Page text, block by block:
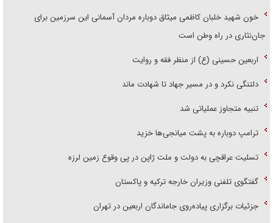
خون شهید خلبان کاظمی میثاق دوباره مردان آسمانی این سرزمین برای
جان‌نثاری در راه وطن است
اربعین حسینی (ع) از منظر فقه و روایت
دلتنگی نکرد و در مسیر جهاد تا شهادت ماند
تنبیه متجاوز عملیاتی شد
ترامپ دوباره به پشت میانجی‌ها خزید
تسلیت عراقچی به دولت و ملت ژاپن در پی وقوع زمین لرزه
گفتگوی تلفنی وزیران خارجه ترکیه و پاکستان
جزئیات برگزاری پیاده‌روی جاماندگان اربعین در تهران